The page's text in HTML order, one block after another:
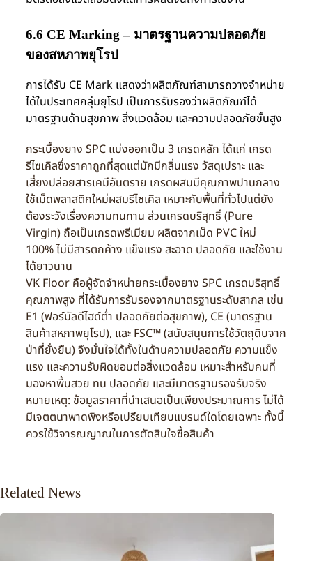
6.6 CE Marking – มาตรฐานความปลอดภัย
ของสหภาพยุโรป
การได้รับ CE Mark แสดงว่าผลิตภัณฑ์สามารถวางจำหน่าย
ได้ในประเทศกลุ่มยุโรป เป็นการรับรองว่าผลิตภัณฑ์ได้
มาตรฐานด้านสุขภาพ สิ่งแวดล้อม และความปลอดภัยขั้นสูง
กระเบื้องยาง SPC แบ่งออกเป็น 3 เกรดหลัก ได้แก่ เกรด
รีไซเคิลซึ่งราคาถูกที่สุดแต่มักมีกลิ่นแรง วัสดุเปราะ และ
เสี่ยงปล่อยสารเคมีอันตราย เกรดผสมมีคุณภาพปานกลาง
ใช้เม็ดพลาสติกใหม่ผสมรีไซเคิล เหมาะกับพื้นที่ทั่วไปแต่ยัง
ต้องระวังเรื่องความทนทาน ส่วนเกรดบริสุทธิ์ (Pure
Virgin) ถือเป็นเกรดพรีเมียม ผลิตจากเม็ด PVC ใหม่
100% ไม่มีสารตกค้าง แข็งแรง สะอาด ปลอดภัย และใช้งาน
ได้ยาวนาน
VK Floor คือผู้จัดจำหน่ายกระเบื้องยาง SPC เกรดบริสุทธิ์
คุณภาพสูง ที่ได้รับการรับรองจากมาตรฐานระดับสากล เช่น
E1 (ฟอร์มัลดีไฮด์ต่ำ ปลอดภัยต่อสุขภาพ), CE (มาตรฐาน
สินค้าสหภาพยุโรป), และ FSC™ (สนับสนุนการใช้วัตถุดิบจาก
ป่าที่ยั่งยืน) จึงมั่นใจได้ทั้งในด้านความปลอดภัย ความแข็ง
แรง และความรับผิดชอบต่อสิ่งแวดล้อม เหมาะสำหรับคนที่
มองหาพื้นสวย ทน ปลอดภัย และมีมาตรฐานรองรับจริง
หมายเหตุ: ข้อมูลราคาที่นำเสนอเป็นเพียงประมาณการ ไม่ได้
มีเจตตนาพาดพิงหรือเปรียบเทียบแบรนด์ใดโดยเฉพาะ ทั้งนี้
ควรใช้วิจารณญาณในการตัดสินใจซื้อสินค้า
Related News